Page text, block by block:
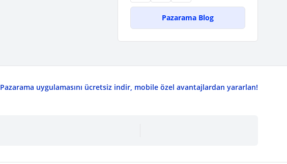
Pazarama Blog
Pazarama uygulamasını ücretsiz indir, mobile özel avantajlardan yararlan!